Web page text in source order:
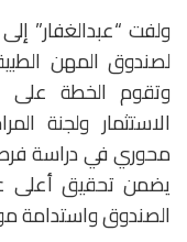
ولفت “عبدالغفار”
وتقوم الخطة على
الاستثمار ولجنة
محوري في دراسة فرص
يضمن تحقيق أعلى
الصندوق واستدامة